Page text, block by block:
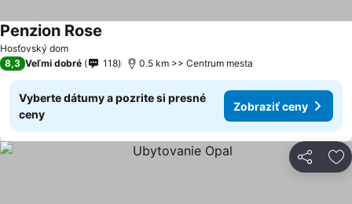
Hosťovský dom
Penzion Rose
8,3 Veľmi dobré 118 0.5 km >> Centrum mesta
Vyberte dátumy a pozrite si presné
ceny
Zobraziť ceny
Zdieľať